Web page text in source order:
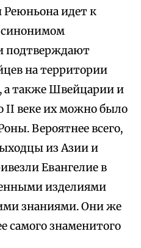
Реюньона идет к
подтверждают
на территории
а также Швейцарии и
II веке их можно было
Вероятнее всего,
из Азии и
Евангелие в
изделиями
знаниями. Они же
самого знаменитого